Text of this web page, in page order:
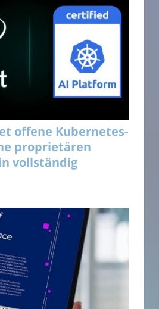
offene Kubernetes-
proprietären
vollständig